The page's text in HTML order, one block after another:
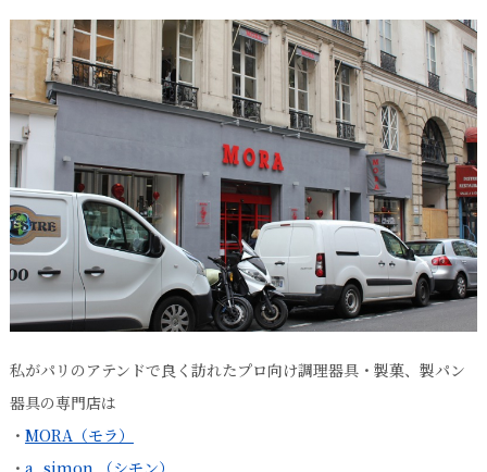
私がパリのアテンドで良く訪れたプロ向け調理器具・製菓、製パン
器具の専門店は
・ MORA（モラ）
・ a. simon （シモン）